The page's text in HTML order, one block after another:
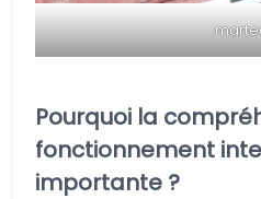
Pourquoi la
fonctionnement
importante ?